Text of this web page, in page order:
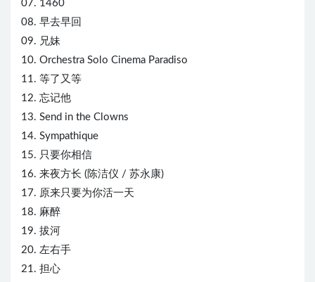
07. 1460
08. 早去早回
09. 兄妹
10. Orchestra Solo Cinema Paradiso
11. 等了又等
12. 忘记他
13. Send in the Clowns
14. Sympathique
15. 只要你相信
16. 来夜方长 (陈洁仪 / 苏永康)
17. 原来只要为你活一天
18. 麻醉
19. 拔河
20. 左右手
21. 担心